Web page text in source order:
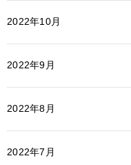
2022年10月
2022年9月
2022年8月
2022年7月